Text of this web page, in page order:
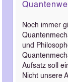
Noch immer
und
Aufsatz soll
Nicht unsere